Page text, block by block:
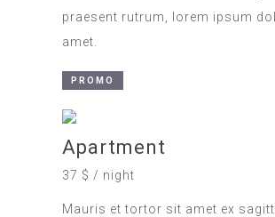
praesent rutrum, lorem ipsum
amet.
PROMO
Apartment
37 $ / night
Mauris et tortor sit amet ex